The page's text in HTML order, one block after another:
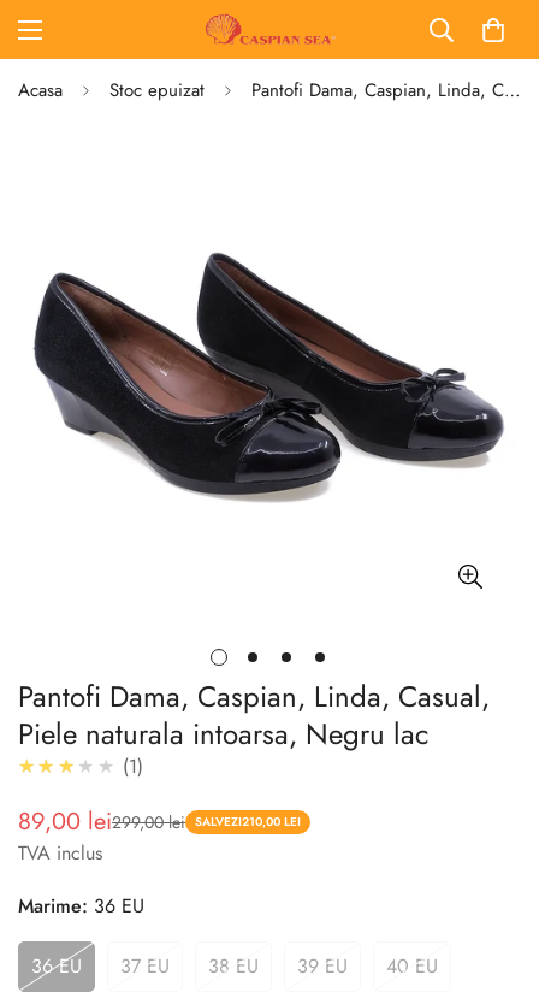
Acasa Stoc epuizat Pantofi Dama, Caspian, Linda, Casual, Piele naturala intoarsa, Negru lac
Pantofi Dama, Caspian, Linda, Casual,
Piele naturala intoarsa, Negru lac
★★★★★ 3.0
1
Pret
redus
89,00 lei
Pret 299,00 lei SALVEZI210,00 LEI
TVA inclus
Marime: 36 EU
36 EU 37 EU 38 EU 39 EU 40 EU